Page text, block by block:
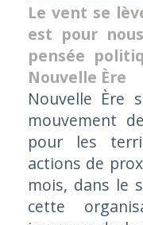
Le vent se
est pour
pensée
Nouvelle Ère
Nouvelle Ère
mouvement
pour les
actions de
mois, dans le
cette